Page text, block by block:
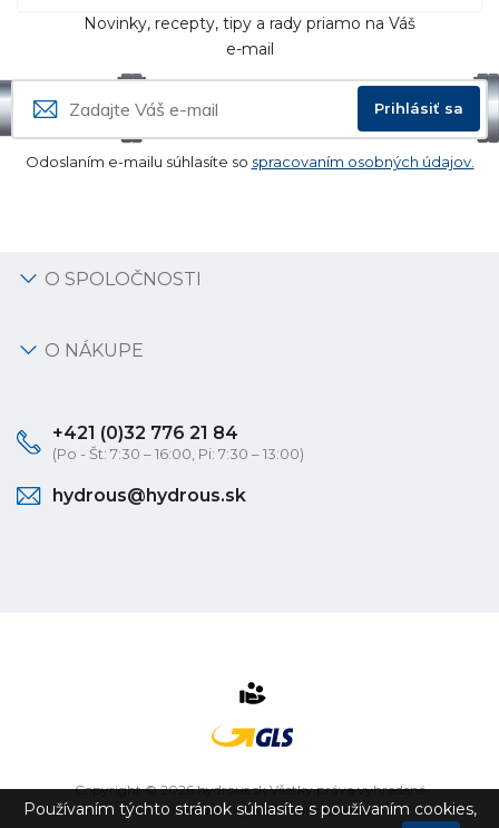
Novinky, recepty, tipy a rady priamo na Váš
e-mail
Prihlásiť sa
Odoslaním e-mailu súhlasíte so spracovaním osobných údajov.
O SPOLOČNOSTI
O NÁKUPE
+421 (0)32 776 21 84
(Po - Št: 7:30 – 16:00, Pi: 7:30 – 13:00)
hydrous@hydrous.sk
Copyright © 2026 hydrous.sk Všetky práva vyhradené
eshop na mieruvytvorilovibration.sk
Používaním týchto stránok súhlasíte s používaním cookies,